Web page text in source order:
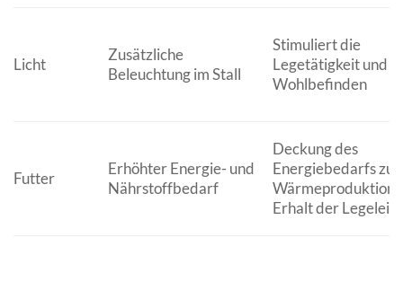
Licht
Zusätzliche
Beleuchtung im Stall
Stimuliert die
Legetätigkeit und
Wohlbefinden
Futter
Erhöhter Energie- und
Nährstoffbedarf
Deckung des
Energiebedarfs zur
Wärmeproduktion,
Erhalt der